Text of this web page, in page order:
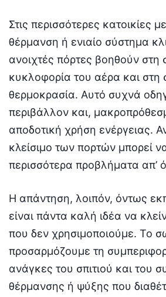
Στις περισσότερες κατοικίες
θέρμανση ή ενιαίο σύστημα
ανοιχτές πόρτες βοηθούν στη
κυκλοφορία του αέρα και στη
θερμοκρασία. Αυτό συχνά
περιβάλλον και,
αποδοτική χρήση ενέργειας.
κλείσιμο των πορτών μπορεί
περισσότερα προβλήματα απ’
Η απάντηση, λοιπόν, όντως
είναι πάντα καλή ιδέα να
που δεν χρησιμοποιούμε. Το
προσαρμόζουμε τη
ανάγκες του σπιτιού και του
θέρμανσης ή ψύξης που